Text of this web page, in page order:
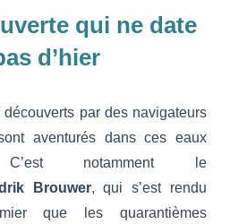
qui ne date
d’hier
par des navigateurs
aventurés dans ces eaux
C’est notamment le
Brouwer, qui s’est rendu
que les quarantièmes